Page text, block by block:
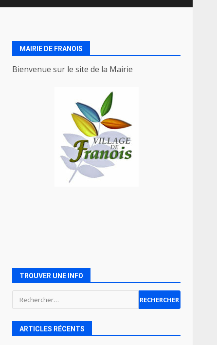
MAIRIE DE FRANOIS
Bienvenue sur le site de la Mairie
TROUVER UNE INFO
Rechercher :
ARTICLES RÉCENTS